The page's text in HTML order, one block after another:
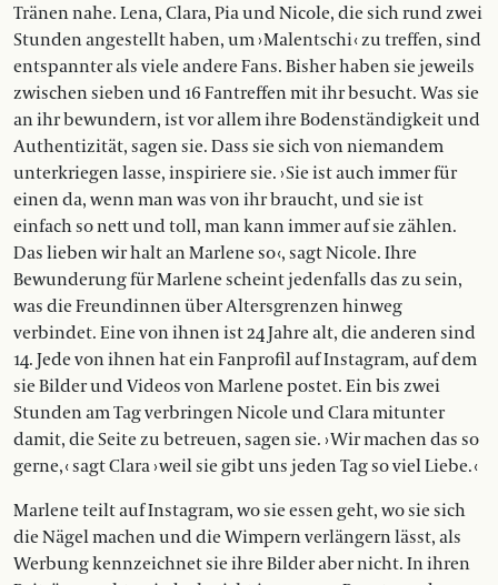
Tränen nahe. Lena, Clara, Pia und Nicole, die sich rund zwei
Stunden angestellt haben, um › Malentschi ‹ zu treffen, sind
entspannter als viele andere Fans. Bisher haben sie jeweils
zwischen sieben und 16 Fantreffen mit ihr besucht. Was sie
an ihr bewundern, ist vor allem ihre Bodenständigkeit und
Authentizität, sagen sie. Dass sie sich von niemandem
unterkriegen lasse, inspiriere sie. › Sie ist auch immer für
einen da, wenn man was von ihr braucht, und sie ist
einfach so nett und toll, man kann immer auf sie zählen.
Das lieben wir halt an Marlene so ‹, sagt Nicole. Ihre
Bewunderung für Marlene scheint jedenfalls das zu sein,
was die Freundinnen über Altersgrenzen hinweg
verbindet. Eine von ihnen ist 24 Jahre alt, die anderen sind
14. Jede von ihnen hat ein Fanprofil auf Instagram, auf dem
sie Bilder und Videos von Marlene postet. Ein bis zwei
Stunden am Tag verbringen Nicole und Clara mitunter
damit, die Seite zu betreuen, sagen sie. › Wir machen das so
gerne, ‹ sagt Clara › weil sie gibt uns jeden Tag so viel Liebe. ‹
Marlene teilt auf Instagram, wo sie essen geht, wo sie sich
die Nägel machen und die Wimpern verlängern lässt, als
Werbung kennzeichnet sie ihre Bilder aber nicht. In ihren